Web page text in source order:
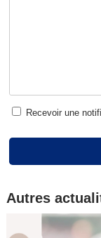
Recevoir une
Autres